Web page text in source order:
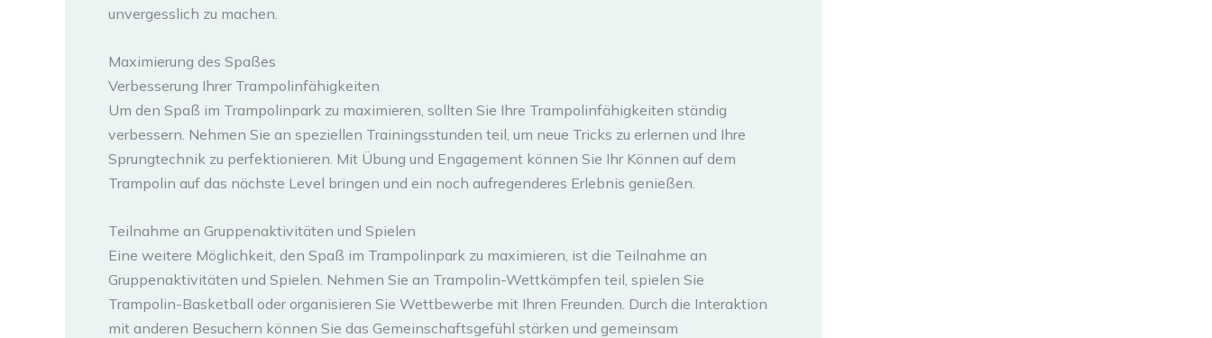
unvergesslich zu machen.
Maximierung des Spaßes
Verbesserung Ihrer Trampolinfähigkeiten
Um den Spaß im Trampolinpark zu maximieren, sollten Sie Ihre Trampolinfähigkeiten ständig
verbessern. Nehmen Sie an speziellen Trainingsstunden teil, um neue Tricks zu erlernen und Ihre
Sprungtechnik zu perfektionieren. Mit Übung und Engagement können Sie Ihr Können auf dem
Trampolin auf das nächste Level bringen und ein noch aufregenderes Erlebnis genießen.
Teilnahme an Gruppenaktivitäten und Spielen
Eine weitere Möglichkeit, den Spaß im Trampolinpark zu maximieren, ist die Teilnahme an
Gruppenaktivitäten und Spielen. Nehmen Sie an Trampolin-Wettkämpfen teil, spielen Sie
Trampolin-Basketball oder organisieren Sie Wettbewerbe mit Ihren Freunden. Durch die Interaktion
mit anderen Besuchern können Sie das Gemeinschaftsgefühl stärken und gemeinsam